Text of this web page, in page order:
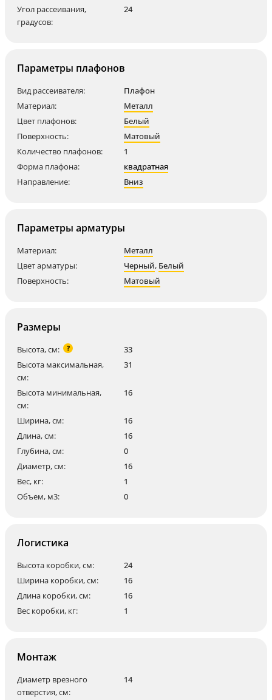
Угол рассеивания,
градусов:
24
Параметры плафонов
Вид рассеивателя:
Плафон
Материал:
Металл
Цвет плафонов:
Белый
Поверхность:
Матовый
Количество плафонов:
1
Форма плафона:
квадратная
Направление:
Вниз
Параметры арматуры
Материал:
Металл
Цвет арматуры:
Черный, Белый
Поверхность:
Матовый
Размеры
Высота, см: ?
33
Высота максимальная,
см:
31
Высота минимальная,
см:
16
Ширина, см:
16
Длина, см:
16
Глубина, см:
0
Диаметр, см:
16
Вес, кг:
1
Объем, м3:
0
Логистика
Высота коробки, см:
24
Ширина коробки, см:
16
Длина коробки, см:
16
Вес коробки, кг:
1
Монтаж
Диаметр врезного
отверстия, см:
14